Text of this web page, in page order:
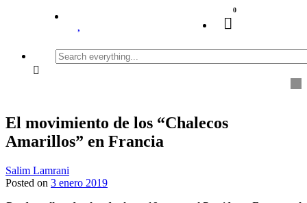
0
Search
everything...
El movimiento de los “Chalecos
Amarillos” en Francia
Salim Lamrani
Posted on 3 enero 2019